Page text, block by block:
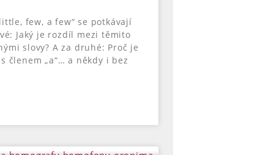
few, a few“ se potkávají
Jaký je rozdíl mezi těmito
slovy? A za druhé: Proč je
členem „a“… a někdy i bez